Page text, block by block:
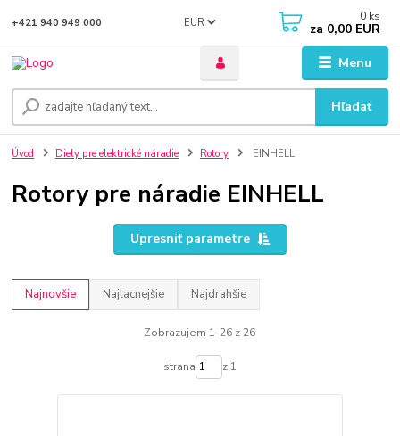
Menu
EUR
Hľadať
+421 940 949 000 0 ks
za 0,00 EUR
Úvod Diely pre elektrické náradie Rotory EINHELL
Rotory pre náradie EINHELL
Upresniť parametre
Najnovšie Najlacnejšie Najdrahšie
Zobrazujem 1-26 z 26
strana z 1